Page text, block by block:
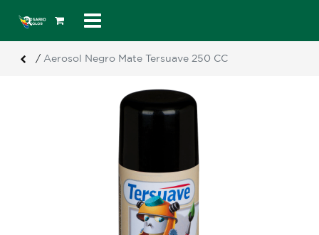
/ Aerosol Negro Mate Tersuave 250 CC